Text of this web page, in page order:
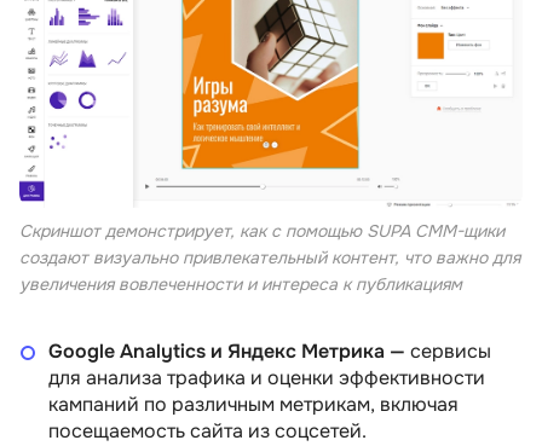
Скриншот демонстрирует, как с помощью SUPA СММ-щики
создают визуально привлекательный контент, что важно для
увеличения вовлеченности и интереса к публикациям
Google Analytics и Яндекс Метрика — сервисы
для анализа трафика и оценки эффективности
кампаний по различным метрикам, включая
посещаемость сайта из соцсетей.